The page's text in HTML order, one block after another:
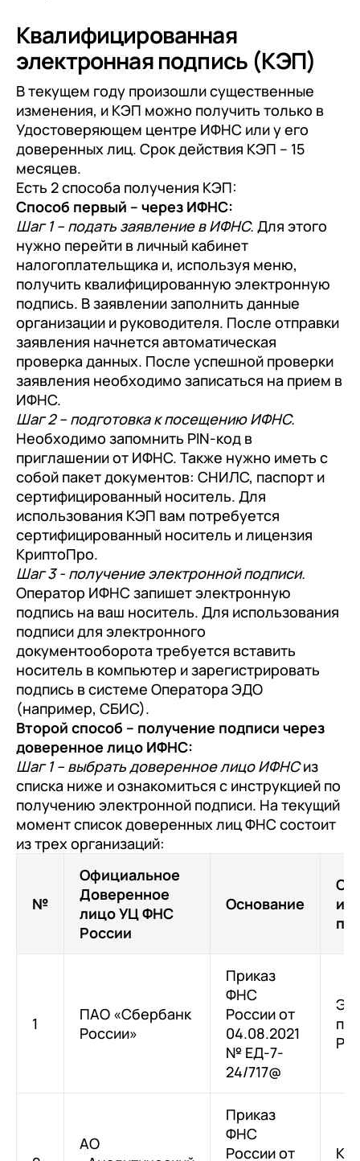
Квалифицированная
электронная подпись (КЭП)
В текущем году произошли существенные
изменения, и КЭП можно получить только в
Удостоверяющем центре ИФНС или у его
доверенных лиц. Срок действия КЭП – 15
месяцев.
Есть 2 способа получения КЭП:
Способ первый – через ИФНС:
Шаг 1 – подать заявление в ИФНС. Для этого
нужно перейти в личный кабинет
налогоплательщика и, используя меню,
получить квалифицированную электронную
подпись. В заявлении заполнить данные
организации и руководителя. После отправки
заявления начнется автоматическая
проверка данных. После успешной проверки
заявления необходимо записаться на прием в
ИФНС.
Шаг 2 – подготовка к посещению ИФНС.
Необходимо запомнить PIN-код в
приглашении от ИФНС. Также нужно иметь с
собой пакет документов: СНИЛС, паспорт и
сертифицированный носитель. Для
использования КЭП вам потребуется
сертифицированный носитель и лицензия
КриптоПро.
Шаг 3 - получение электронной подписи.
Оператор ИФНС запишет электронную
подпись на ваш носитель. Для использования
подписи для электронного
документооборота требуется вставить
носитель в компьютер и зарегистрировать
подпись в системе Оператора ЭДО
(например, СБИС).
Второй способ – получение подписи через
доверенное лицо ИФНС:
Шаг 1 – выбрать доверенное лицо ИФНСиз
списка ниже и ознакомиться с инструкцией по
получению электронной подписи. На текущий
момент список доверенных лиц ФНС состоит
из трех организаций:
№
Официальное
Доверенное
лицо УЦ ФНС
России
Основание
1
ПАО «Сбербанк
России»
Приказ
ФНС
России от
04.08.2021
№ ЕД-7-
24/717@
АО
Приказ
ФНС
России от